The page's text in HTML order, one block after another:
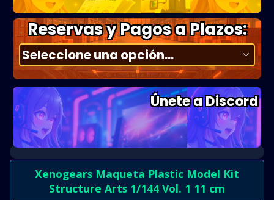
Reservas y Pagos a Plazos:
Únete a Discord
Xenogears Maqueta Plastic Model Kit
Structure Arts 1/144 Vol. 1 11 cm